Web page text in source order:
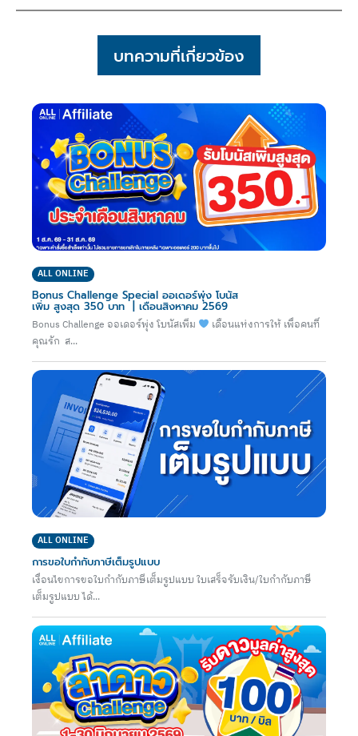
บทความที่เกี่ยวข้อง
ALL ONLINE
Bonus Challenge Special ออเดอร์พุ่ง โบนัส
เพิ่ม สูงสุด 350 บาท | เดือนสิงหาคม 2569
Bonus Challenge ออเดอร์พุ่ง โบนัสเพิ่ม
เดือนแห่งการให้ เพื่อคนที่
คุณรัก ส...
ALL ONLINE
การขอใบกำกับภาษีเต็มรูปแบบ
เงื่อนไขการขอใบกำกับภาษีเต็มรูปแบบ ใบเสร็จรับเงิน/ใบกำกับภาษี
เต็มรูปแบบ ได้...